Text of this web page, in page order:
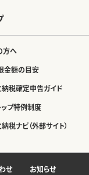
方へ
金額の目安
納税確定申告ガイド
ップ特例制度
税ナビ（外部サイト）
せ お知らせ